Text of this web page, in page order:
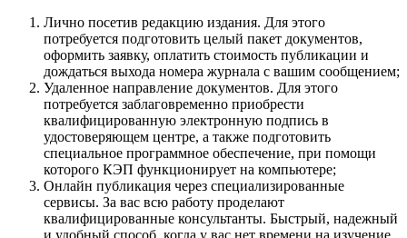
Лично посетив редакцию издания. Для этого
потребуется подготовить целый пакет документов,
оформить заявку, оплатить стоимость публикации и
дождаться выхода номера журнала с вашим сообщением;
Удаленное направление документов. Для этого
потребуется заблаговременно приобрести
квалифицированную электронную подпись в
удостоверяющем центре, а также подготовить
специальное программное обеспечение, при помощи
которого КЭП функционирует на компьютере;
Онлайн публикация через специализированные
сервисы. За вас всю работу проделают
квалифицированные консультанты. Быстрый, надежный
и удобный способ, когда у вас нет времени на изучение